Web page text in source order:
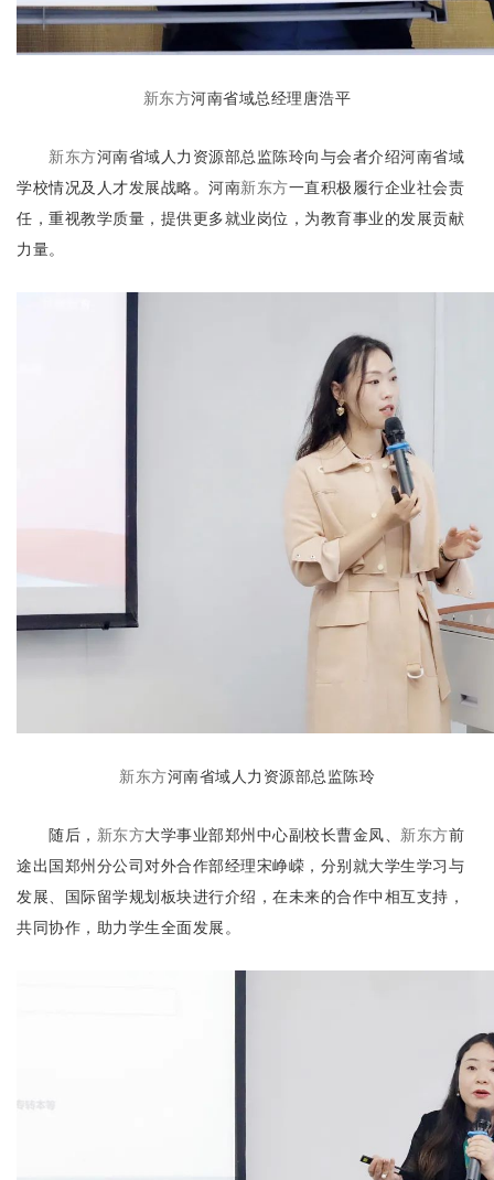
新东方河南省域总经理唐浩平
新东方河南省域人力资源部总监陈玲向与会者介绍河南省域
学校情况及人才发展战略。河南新东方一直积极履行企业社会责
任，重视教学质量，提供更多就业岗位，为教育事业的发展贡献
力量。
新东方河南省域人力资源部总监陈玲
随后， 新东方大学事业部郑州中心副校长曹金凤、 新东方前
途出国郑州分公司对外合作部经理宋峥嵘，分别就大学生学习与
发展、国际留学规划板块进行介绍，在未来的合作中相互支持，
共同协作，助力学生全面发展。